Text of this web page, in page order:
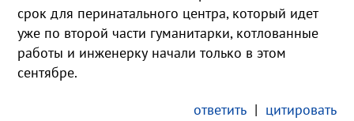
срок для перинатального центра, который идет
уже по второй части гуманитарки, котлованные
работы и инженерку начали только в этом
сентябре.
ответить| цитировать